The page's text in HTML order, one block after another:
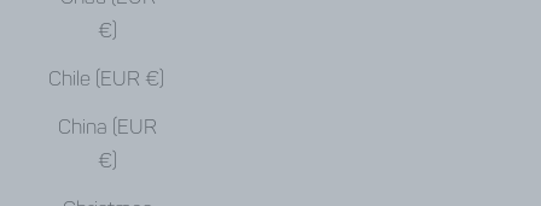
€)
Chile (EUR €)
China (EUR
€)